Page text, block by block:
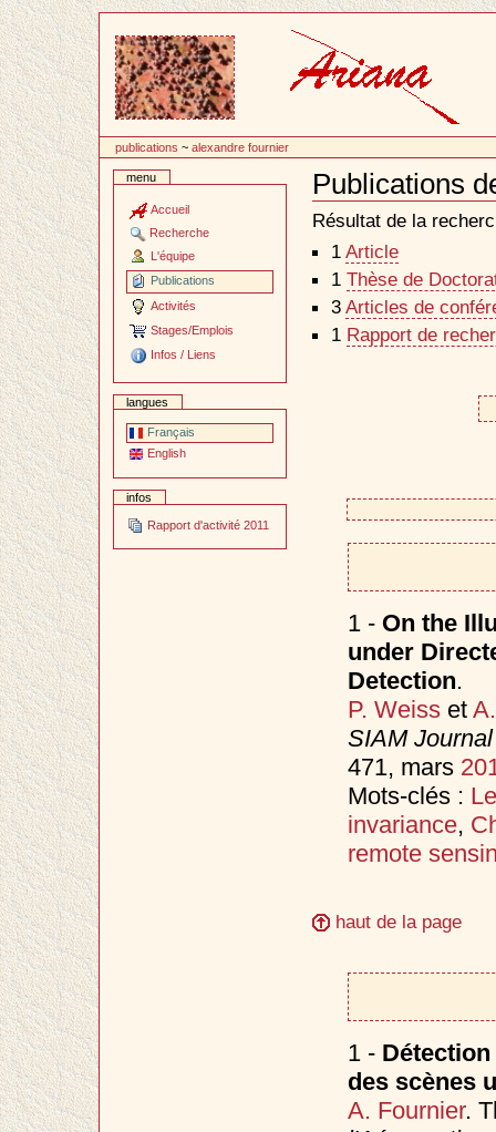
contenu
publications ~alexandre fournier
menu
Accueil
Recherche
L'équipe
Publications
Activités
Stages/Emplois
Infos / Liens
langues
Français
English
infos
Rapport d'activité 2011
Publications
Document
Actions
Résultat de la
1 Article
1 Thèse de
3 Articles de
1 Rapport de
1 - On the
under
Detection.
P. Weisset
SIAM
471, mars
Mots-clés :
invariance,
remote
haut de la page
1 -
des scènes
A. Fournier.